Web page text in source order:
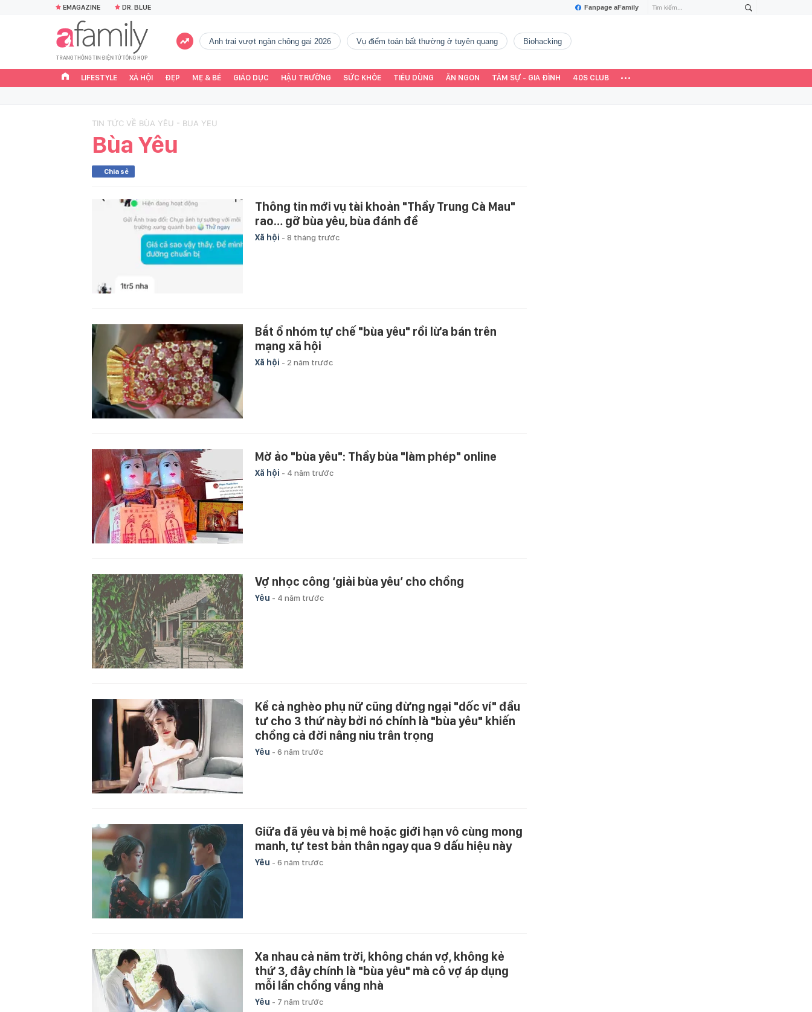
Fanpage aFamily
EMAGAZINE DR. BLUE
Anh trai vượt ngàn chông gai 2026 vụ điểm toán bất thường ở tuyên quang Biohacking
LIFESTYLE XÃ HỘI ĐẸP MẸ & BÉ GIÁO DỤC HẬU TRƯỜNG SỨC KHỎE TIÊU DÙNG ĂN NGON TÂM SỰ - GIA ĐÌNH 40S CLUB
TIN TỨC VỀ BÙA YÊU - BUA YEU
Bùa Yêu
Chia sẻ
Thông tin mới vụ tài khoản "Thầy Trung Cà Mau"
rao… gỡ bùa yêu, bùa đánh đề
Xã hội - 8 tháng trước
Bắt ổ nhóm tự chế "bùa yêu" rồi lừa bán trên
mạng xã hội
Xã hội - 2 năm trước
Mờ ảo "bùa yêu": Thầy bùa "làm phép" online
Xã hội - 4 năm trước
Vợ nhọc công ‘giải bùa yêu’ cho chồng
Yêu - 4 năm trước
Kể cả nghèo phụ nữ cũng đừng ngại "dốc ví" đầu
tư cho 3 thứ này bởi nó chính là "bùa yêu" khiến
chồng cả đời nâng niu trân trọng
Yêu - 6 năm trước
Giữa đã yêu và bị mê hoặc giới hạn vô cùng mong
manh, tự test bản thân ngay qua 9 dấu hiệu này
Yêu - 6 năm trước
Xa nhau cả năm trời, không chán vợ, không kẻ
thứ 3, đây chính là "bùa yêu" mà cô vợ áp dụng
mỗi lần chồng vắng nhà
Yêu - 7 năm trước